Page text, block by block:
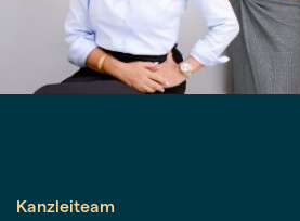
Kanzleiteam